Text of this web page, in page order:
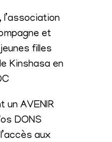
l’association
et
filles
Kinshasa en
un AVENIR
DONS
aux